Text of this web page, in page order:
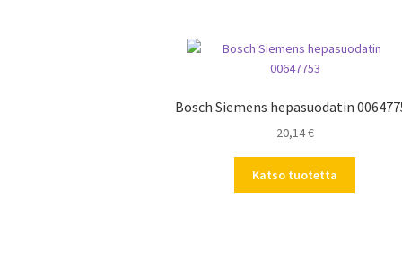
Bosch Siemens hepasuodatin
20,14€
Katso tuotetta